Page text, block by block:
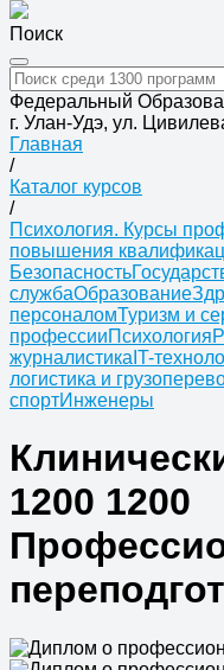
Поиск
Федеральный
г. Улан-Удэ, ул.
Главная
/
Каталог курсов
/
Психология. Курсы
повышения
Безопасность
службаОбразование
персоналомТуризм и
профессииПсихология
журналистика IT-
логистика и
спортИнженеры
1200 1200